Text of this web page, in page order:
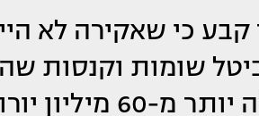
קבע כי שאקירה לא
מס בשנת 2011, וביטל
בתוספת ריבית